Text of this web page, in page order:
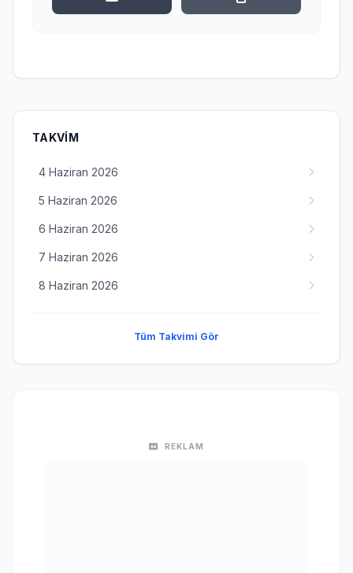
TAKVIM
4 Haziran 2026
5 Haziran 2026
6 Haziran 2026
7 Haziran 2026
8 Haziran 2026
Tüm Takvimi Gör
REKLAM